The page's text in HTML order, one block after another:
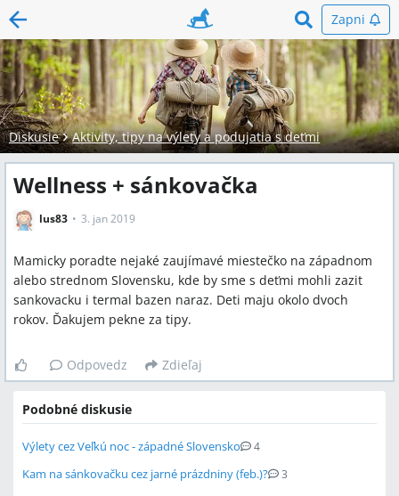
Zapni
Diskusie Aktivity, tipy na výlety a podujatia s deťmi
Wellness + sánkovačka
lus83 3. jan 2019
Mamicky poradte nejaké zaujímavé miestečko na západnom
alebo strednom Slovensku, kde by sme s deťmi mohli zazit
sankovacku i termal bazen naraz. Deti maju okolo dvoch
rokov. Ďakujem pekne za tipy.
Odpovedz Zdieľaj
Podobné diskusie
Výlety cez Veľkú noc - západné Slovensko 4
Kam na sánkovačku cez jarné prázdniny (feb.)? 3